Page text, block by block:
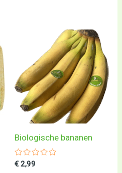
Biologische bananen
Gewaardeerd
€ 2,99